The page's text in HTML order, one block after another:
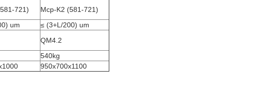
721)
Mcp-K2 (581-721)
um
≤ (3+L/200) um
QM4.2
540kg
950x700x1100